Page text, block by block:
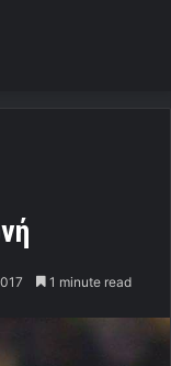
1 minute read